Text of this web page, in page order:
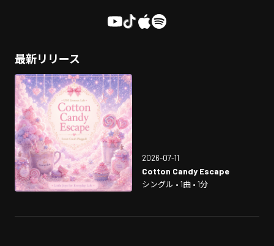
最新リリース
2026-07-11
Cotton Candy Escape
シングル • 1曲 • 1分